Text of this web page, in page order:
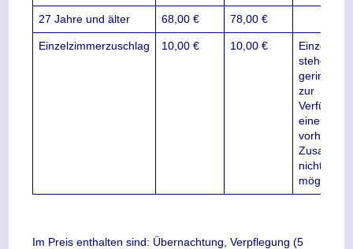
27 Jahre und älter 68,00 € 78,00 €
Einzelzimmerzuschlag 10,00 € 10,00 €
stehen
geringer
zur
Verfügung,
eine
vorherige
Zusage ist
nicht
möglich.
Im Preis enthalten sind: Übernachtung, Verpflegung (5